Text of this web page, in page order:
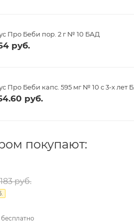
Про Беби пор. 2 г № 10 БАД
руб.
Про Беби капс. 595 мг № 10 с 3-х лет
руб.
покупают:
руб.